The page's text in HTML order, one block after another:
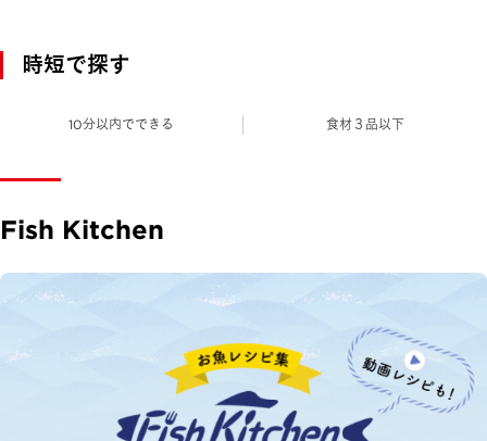
時短で探す
10分以内でできる 食材３品以下
Fish Kitchen